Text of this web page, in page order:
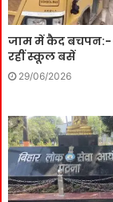
जाम में कैद बचपन:-
रहीं स्कूल बसें
29/06/2026